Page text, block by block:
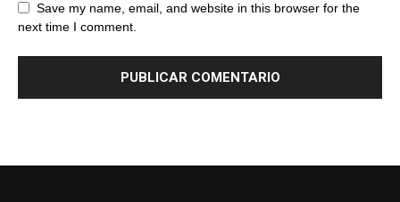
Save my name, email, and website in this browser for the
next time I comment.